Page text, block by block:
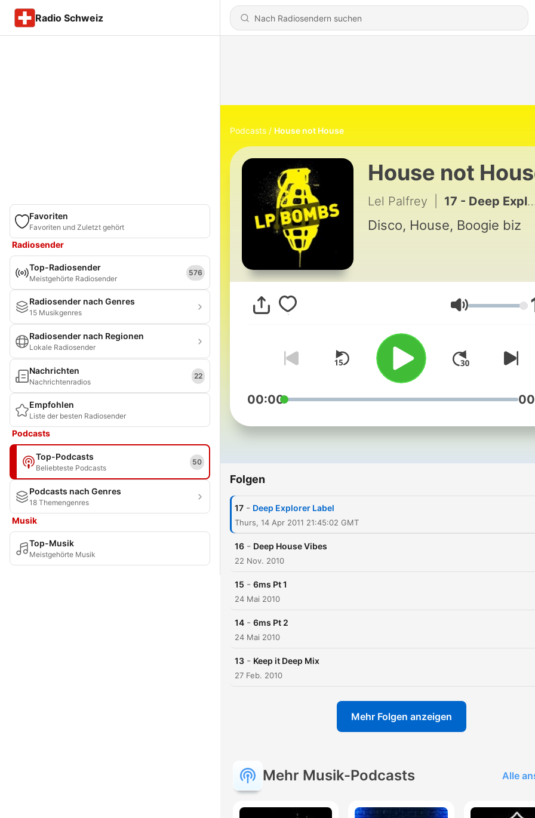
Radio Schweiz
Favoriten
Favoriten und Zuletzt gehört
Radiosender
Top-Radiosender
Meistgehörte Radiosender
576
Radiosender nach Genres
15 Musikgenres
Radiosender nach Regionen
Lokale Radiosender
Nachrichten
Nachrichtenradios
22
Empfohlen
Liste der besten Radiosender
Podcasts
Top-Podcasts
Beliebteste Podcasts
50
Podcasts nach Genres
18 Themengenres
Musik
Top-Musik
Meistgehörte Musik
Podcasts House not House
House not
Lel Palfrey 17 - Deep Explorer Label
Disco, House, Boogie biz
Lautstärke
00:00
Folgen
17 - Deep Explorer Label
Thurs, 14 Apr 2011 21:45:02 GMT
16 - Deep House Vibes
22 Nov. 2010
15 - 6ms Pt 1
24 Mai 2010
14 - 6ms Pt 2
24 Mai 2010
13 - Keep it Deep Mix
27 Feb. 2010
Mehr Folgen anzeigen
Mehr Musik-Podcasts Alle